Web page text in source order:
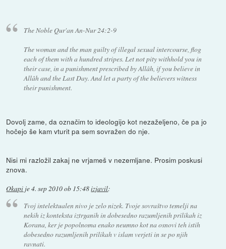
The Noble Qur'an An-Nur 24:2-9
The woman and the man guilty of illegal sexual intercourse, flog
each of them with a hundred stripes. Let not pity withhold you in
their case, in a punishment prescribed by Allâh, if you believe in
Allâh and the Last Day. And let a party of the believers witness
their punishment.
Dovolj zame, da označim to ideologijo kot nezaželjeno, če pa jo
hočejo še kam vturit pa sem sovražen do nje.
Nisi mi razložil zakaj ne vrjameš v nezemljane. Prosim poskusi
znova.
Okapi je4. sep 2010 ob 15:48izjavil:
Tvoj intelektualen nivo je zelo nizek. Tvoje sovraštvo temelji na
nekih iz konteksta iztrganih in dobesedno razumljenih prilikah iz
Korana, ker je popolnoma enako neumno kot na osnovi teh istih
dobesedno razumljenih prilikah v islam verjeti in se po njih
ravnati.